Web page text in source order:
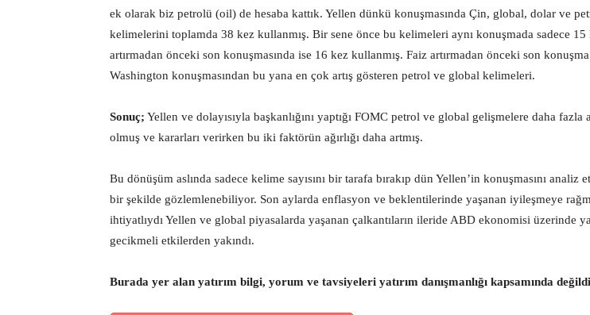
ek olarak biz petrolü (oil) de hesaba kattık. Yellen dünkü konuşmasında Çin, global, dolar ve
kelimelerini toplamda 38 kez kullanmış. Bir sene önce bu kelimeleri aynı konuşmada sadece
artırmadan önceki son konuşmasında ise 16 kez kullanmış. Faiz artırmadan önceki son
Washington konuşmasından bu yana en çok artış gösteren petrol ve global kelimeleri.
Sonuç; Yellen ve dolayısıyla başkanlığını yaptığı FOMC petrol ve global gelişmelere daha fazla
olmuş ve kararları verirken bu iki faktörün ağırlığı daha artmış.
Bu dönüşüm aslında sadece kelime sayısını bir tarafa bırakıp dün Yellen’in konuşmasını analiz
bir şekilde gözlemlenebiliyor. Son aylarda enflasyon ve beklentilerinde yaşanan iyileşmeye
ihtiyatlıydı Yellen ve global piyasalarda yaşanan çalkantıların ileride ABD ekonomisi üzerinde
gecikmeli etkilerden yakındı.
Burada yer alan yatırım bilgi, yorum ve tavsiyeleri yatırım danışmanlığı kapsamında